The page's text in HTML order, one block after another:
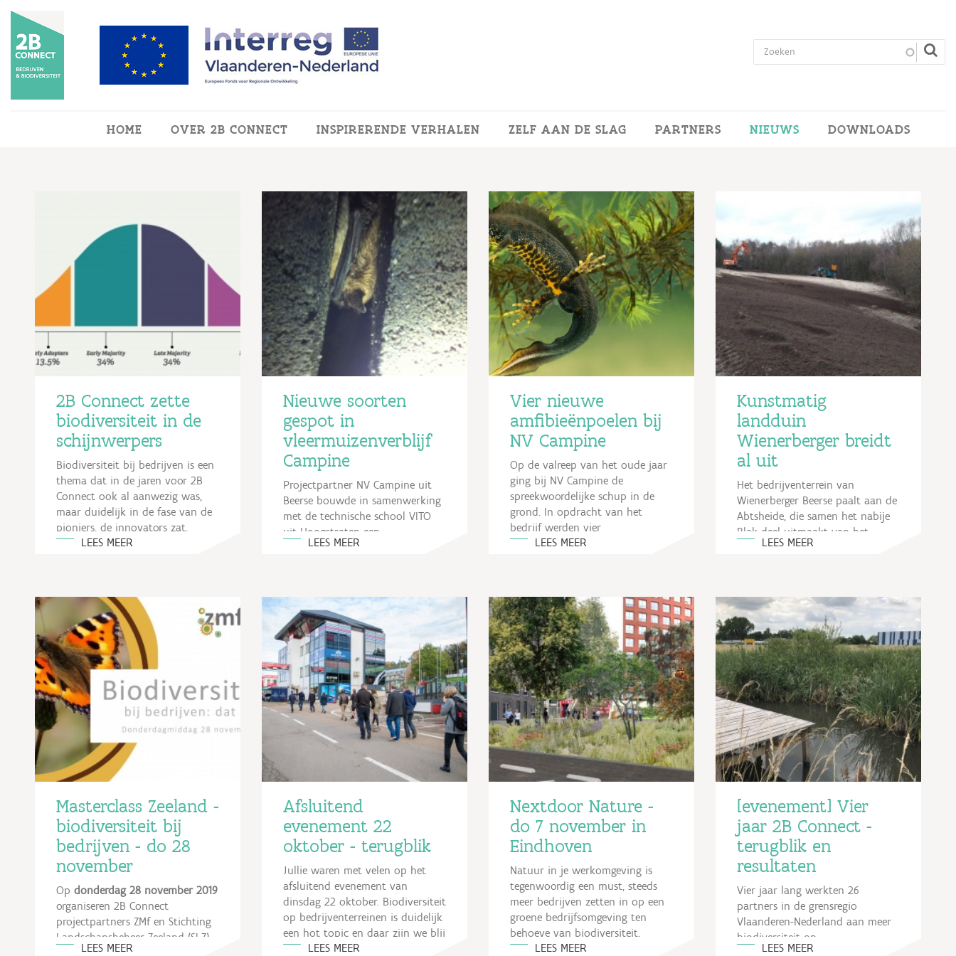
Overslaan en naar de inhoud gaan
HOME OVER 2B CONNECT INSPIRERENDE VERHALEN ZELF AAN DE SLAG PARTNERS NIEUWS DOWNLOADS
2B Connect zette
biodiversiteit in de
schijnwerpers
Biodiversiteit bij bedrijven is een
thema dat in de jaren voor 2B
Connect ook al aanwezig was,
maar duidelijk in de fase van de
pioniers, de innovators zat.
Die fase...
LEES MEER
Nieuwe soorten
gespot in
vleermuizenverblijf
Campine
Projectpartner NV Campine uit
Beerse bouwde in samenwerking
met de technische school VITO
uit Hoogstraten een
vleermuizenverblijf op zijn
LEES MEER
Vier nieuwe
amfibieënpoelen bij
NV Campine
Op de valreep van het oude jaar
ging bij NV Campine de
spreekwoordelijke schup in de
grond. In opdracht van het
bedrijf werden vier
amfibieënpoelen gegraven in de
LEES MEER
Kunstmatig
landduin
Wienerberger breidt
al uit
Het bedrijventerrein van
Wienerberger Beerse paalt aan de
Abtsheide, die samen het nabije
Blak deel uitmaakt van het
Europese NATURA 2000-netwerk.
LEES MEER
Masterclass Zeeland -
biodiversiteit bij
bedrijven - do 28
november
Op donderdag 28 november 2019
organiseren 2B Connect
projectpartners ZMf en Stichting
Landschapsbeheer Zeeland (SLZ)
samen met Vitaal Sloe en
LEES MEER
Afsluitend
evenement 22
oktober - terugblik
Jullie waren met velen op het
afsluitend evenement van
dinsdag 22 oktober. Biodiversiteit
op bedrijventerreinen is duidelijk
een hot topic en daar zijn we blij
om. LEES MEER
Nextdoor Nature -
do 7 november in
Eindhoven
Natuur in je werkomgeving is
tegenwoordig een must, steeds
meer bedrijven zetten in op een
groene bedrijfsomgeving ten
behoeve van biodiversiteit,
klimaatadaptatie, gezondheid...
LEES MEER
[evenement] Vier
jaar 2B Connect -
terugblik en
resultaten
Vier jaar lang werkten 26
partners in de grensregio
Vlaanderen-Nederland aan meer
biodiversiteit op
bedrijventerreinen. Daar liggen
LEES MEER